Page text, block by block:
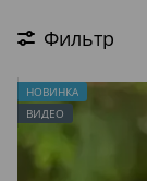
Фильтр
НОВИНКА
ВИДЕО